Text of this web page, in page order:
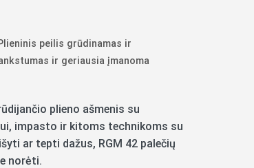
peilis grūdinamas ir
ir geriausia įmanoma
plieno ašmenis su
impasto ir kitoms technikoms su
ar tepti dažus, RGM 42 palečių
norėti.